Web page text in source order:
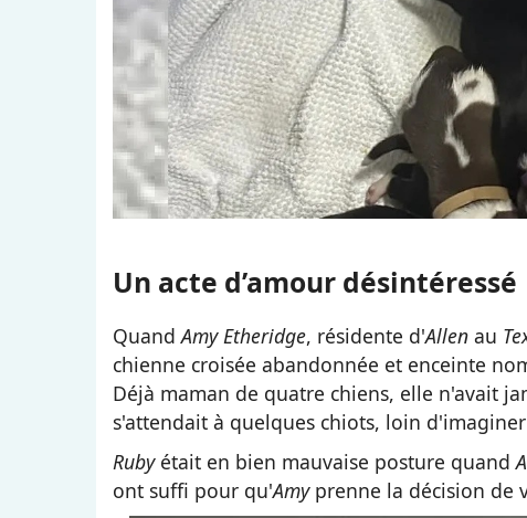
Un acte d’amour désintéressé
QuandAmy Etheridge, résidente d'Allen au
chienne croisée abandonnée et enceinte
Déjà maman de quatre chiens, elle n'avait
s'attendait à quelques chiots, loin
Rubyétait en bien mauvaise posture quand
ont suffi pour qu'Amyprenne la décision de